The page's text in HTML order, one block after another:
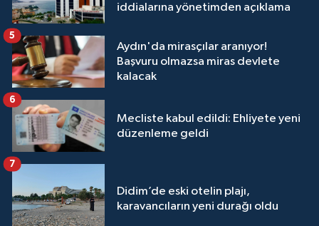
iddialarına yönetimden açıklama
Aydın'da mirasçılar aranıyor!
Başvuru olmazsa miras devlete
kalacak
5
Mecliste kabul edildi: Ehliyete yeni
düzenleme geldi
6
Didim’de eski otelin plajı,
karavancıların yeni durağı oldu
7